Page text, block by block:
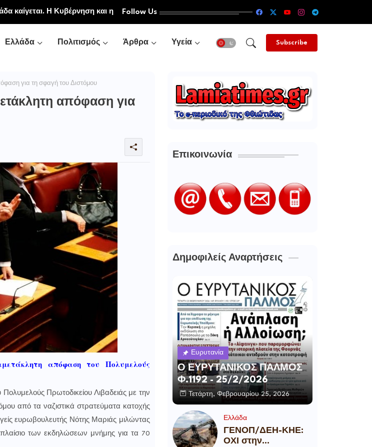
καίγεται. Η Κυβέρνηση και η Follow Us
Ελλάδα Πολιτισμός Άρθρα Υγεία Subscribe
για τη σφαγή του Διστόμου
απόφαση για
απόφαση του Πολυμελούς
Πρωτοδικείου Λιβαδειάς με την
από τα ναζιστικά στρατεύματα κατοχής
ευρωβουλευτής Νότης Μαριάς μιλώντας
των εκδηλώσεων μνήμης για τα 70
Επικοινωνία
Δημοφιλείς Αναρτήσεις
Ευρυτανία
Ο ΕΥΡΥΤΑΝΙΚΟΣ ΠΑΛΜΟΣ
Φ.1192 - 25/2/2026
Τετάρτη, Φεβρουαρίου 25, 2026
Ελλάδα
ΓΕΝΟΠ/ΔΕΗ-ΚΗΕ:
ΟΧΙ στην